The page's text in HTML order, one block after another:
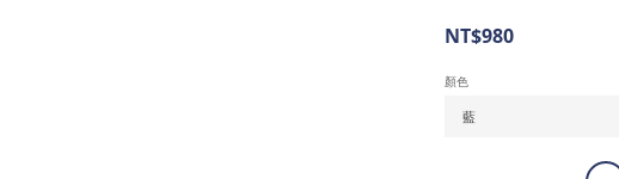
NT$980
顏色